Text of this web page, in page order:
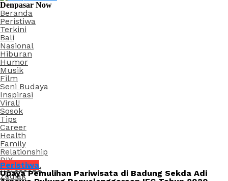
Denpasar Now
Beranda
Peristiwa
Terkini
Bali
Nasional
Hiburan
Humor
Musik
Film
Seni Budaya
Inspirasi
Viral!
Sosok
Tips
Career
Health
Family
Relationship
DIY
Horoscope
Zodiak
Peristiwa
Upaya Pemulihan Pariwisata di Badung Sekda Adi